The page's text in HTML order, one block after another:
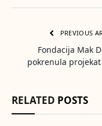
PREVIOUS
Fondacija Mak
pokrenula projekat
RELATED POSTS